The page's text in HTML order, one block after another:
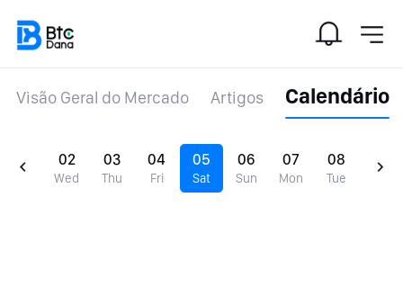
Visão Geral do Mercado Artigos Calendário
02
Wed
03
Thu
04
Fri
05
Sat
06
Sun
07
Mon
08
Tue